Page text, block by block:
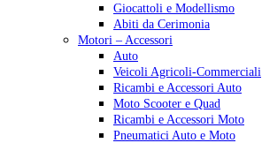
Giocattoli e Modellismo
Abiti da Cerimonia
Motori – Accessori
Auto
Veicoli Agricoli-Commerciali
Ricambi e Accessori Auto
Moto Scooter e Quad
Ricambi e Accessori Moto
Pneumatici Auto e Moto